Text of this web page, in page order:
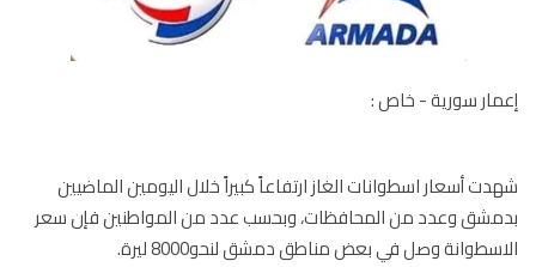
سورية - خاص :
أسعار اسطوانات الغاز ارتفاعاً كبيراً خلال اليومين الماضيين
وعدد من المحافظات، وبحسب عدد من المواطنين فإن سعر
وصل في بعض مناطق دمشق لنحو8000 ليرة.